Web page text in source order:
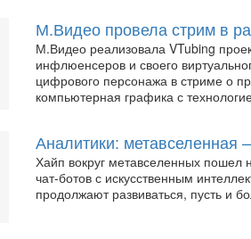
М.Видео провела стрим в
М.Видео реализовала VTubing
инфлюенсеров и своего
цифрового персонажа в стриме о
компьютерная графика с
Аналитики: метавселенная
Хайп вокруг метавселенных пошел
чат-ботов с искусственным
продолжают развиваться, пусть и